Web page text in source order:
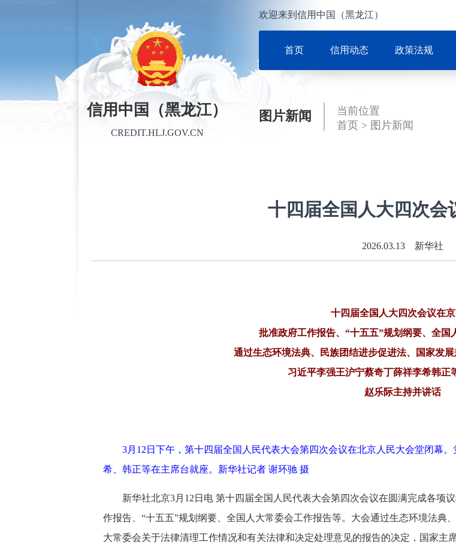
信用中国（黑龙江）
CREDIT.HLJ.GOV.CN
欢迎来到信用中国（黑龙江）
首页 信用动态 政策法规
图片新闻
当前位置
首页 > 图片新闻
十四届全国人大四次会
2026.03.13 新华社
十四届全国人大四次会议在
批准政府工作报告、“十五五”规划纲要、全国
通过生态环境法典、民族团结进步促进法、国家发
习近平李强王沪宁蔡奇丁薛祥李希韩正
赵乐际主持并讲话
3月12日下午，第十四届全国人民代表大会第四次会议在北京人民大会堂闭幕
希、韩正等在主席台就座。新华社记者 谢环驰 摄
新华社北京3月12日电 第十四届全国人民代表大会第四次会议在圆满完成各项
作报告、“十五五”规划纲要、全国人大常委会工作报告等。大会通过生态环境法典
大常委会关于法律清理工作情况和有关法律和决定处理意见的报告的决定，国家主